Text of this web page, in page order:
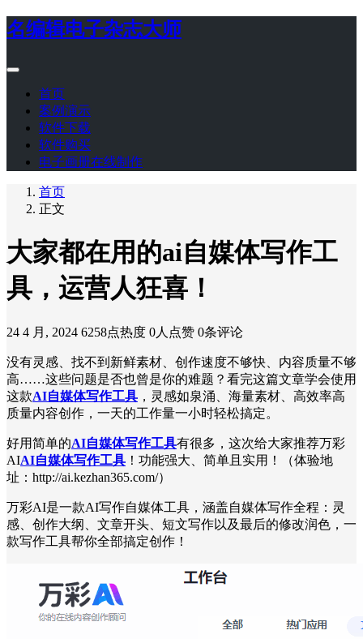
名编辑电子杂志大师
首页
案例演示
软件下载
软件购买
电子画册在线制作
首页
正文
大家都在用的ai自媒体写作工
具，运营人狂喜！
24 4 月, 2024 6258点热度 0人点赞 0条评论
没有灵感、找不到新鲜素材、创作速度不够快、内容质量不够
高……这些问题是否也曾是你的难题？看完这篇文章学会使用
这款AI自媒体写作工具 ，灵感如泉涌、海量素材、高效率高
质量内容创作，一天的工作量一小时轻松搞定。
好用简单的AI自媒体写作工具有很多，这次给大家推荐万彩
AIAI自媒体写作工具 ！功能强大、简单且实用！（体验地
址：http://ai.kezhan365.com/）
万彩AI是一款AI写作自媒体工具，涵盖自媒体写作全程：灵
感、创作大纲、文章开头、短文写作以及最后的修改润色，一
款写作工具帮你全部搞定创作！